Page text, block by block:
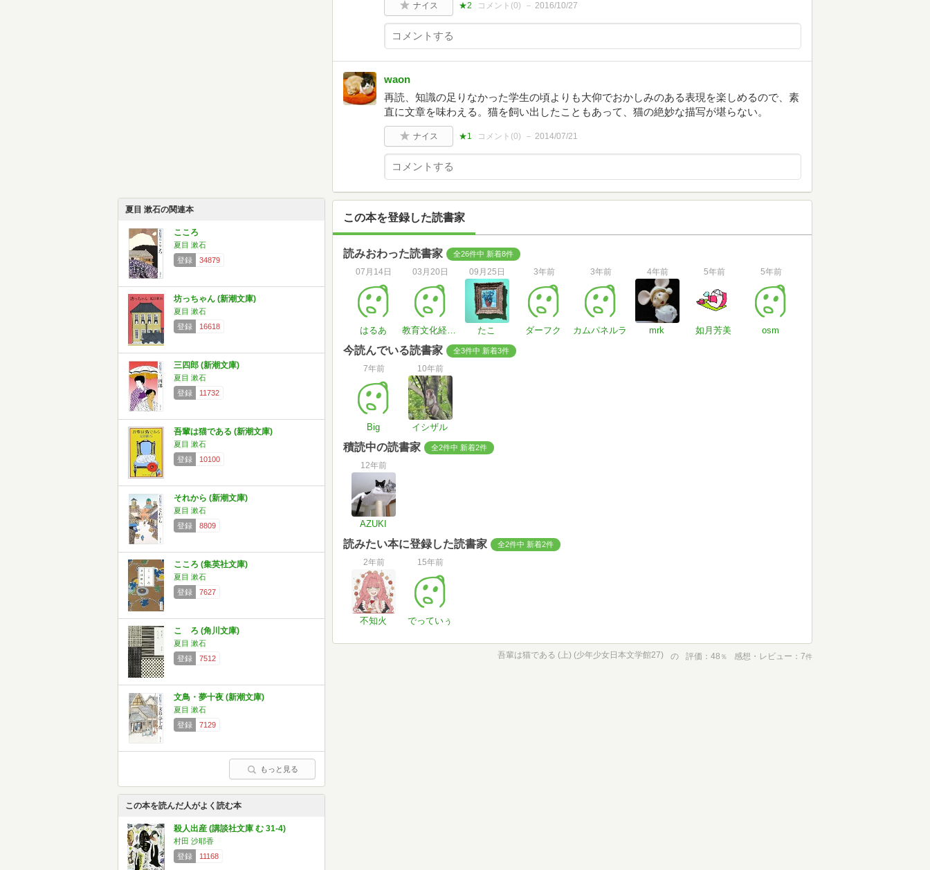
夏目 漱石の関連本
こころ
夏目 漱石
登録
34879
坊っちゃん (新潮文庫)
夏目 漱石
登録
16618
三四郎 (新潮文庫)
夏目 漱石
登録
11732
吾輩は猫である (新潮文庫)
夏目 漱石
登録
10100
それから (新潮文庫)
夏目 漱石
登録
8809
こころ (集英社文庫)
夏目 漱石
登録
7627
こゝろ (角川文庫)
夏目 漱石
登録
7512
文鳥・夢十夜 (新潮文庫)
夏目 漱石
登録
7129
もっと見る
この本を読んだ人がよく読む本
殺人出産 (講談社文庫 む 31-4)
村田 沙耶香
登録
11168
ナイス ★2 コメント(0) 2016/10/27
waon
再読、知識の足りなかった学生の頃よりも大仰でおかしみのある表現を楽しめるので、素
直に文章を味わえる。猫を飼い出したこともあって、猫の絶妙な描写が堪らない。
ナイス ★1 コメント(0) 2014/07/21
この本を登録した読書家
読みおわった読書家 全26件中 新着8件
07月14日
はるあ
03月20日
教育文化経営学院
09月25日
たこ
3年前
ダーフク
3年前
カムパネルラ
4年前
mrk
5年前
如月芳美
5年前
osm
今読んでいる読書家 全3件中 新着3件
7年前
Big
10年前
イシザル
積読中の読書家 全2件中 新着2件
12年前
AZUKI
読みたい本に登録した読書家 全2件中 新着2件
2年前
不知火
15年前
でっていぅ
吾輩は猫である (上) (少年少女日本文学館27) の 評価 48 ％ 感想・レビュー 7件